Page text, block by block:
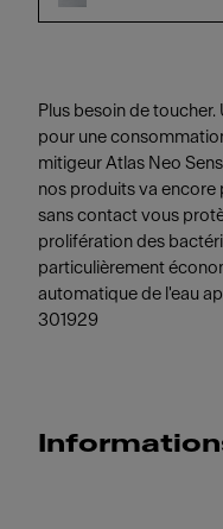
Plus besoin de
pour une
mitigeur Atlas Neo
nos produits va encore
sans contact vous
prolifération des
particulièrement
automatique de l'eau
301929